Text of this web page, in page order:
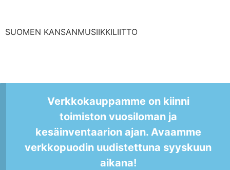
SUOMEN KANSANMUSIIKKILIITTO
Verkkokauppamme on kiinni
toimiston vuosiloman ja
kesäinventaarion ajan. Avaamme
verkkopuodin uudistettuna syyskuun
aikana!